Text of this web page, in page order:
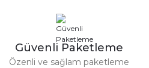
Güvenli Paketleme
Özenli ve sağlam paketleme